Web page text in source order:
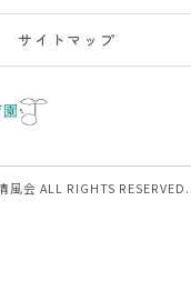
サイトマップ
会 ALL RIGHTS RESERVED.